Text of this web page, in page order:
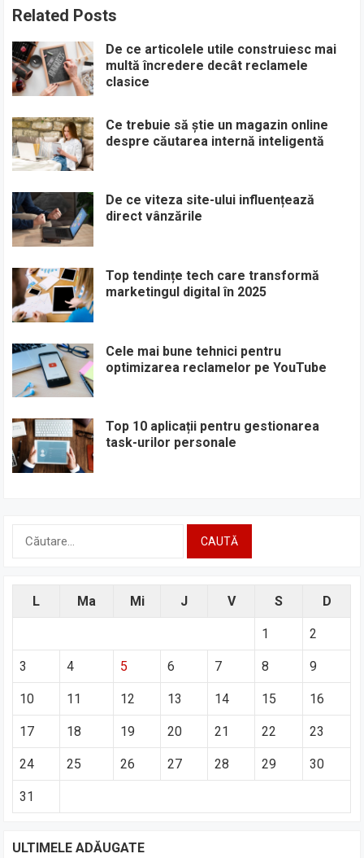
Related Posts
De ce articolele utile construiesc mai
multă încredere decât reclamele
clasice
Ce trebuie să știe un magazin online
despre căutarea internă inteligentă
De ce viteza site-ului influențează
direct vânzările
Top tendințe tech care transformă
marketingul digital în 2025
Cele mai bune tehnici pentru
optimizarea reclamelor pe YouTube
Top 10 aplicații pentru gestionarea
task-urilor personale
Caută
L Ma Mi J V S D
1 2
3 4 5 6 7 8 9
10 11 12 13 14 15 16
17 18 19 20 21 22 23
24 25 26 27 28 29 30
31
ULTIMELE ADĂUGATE